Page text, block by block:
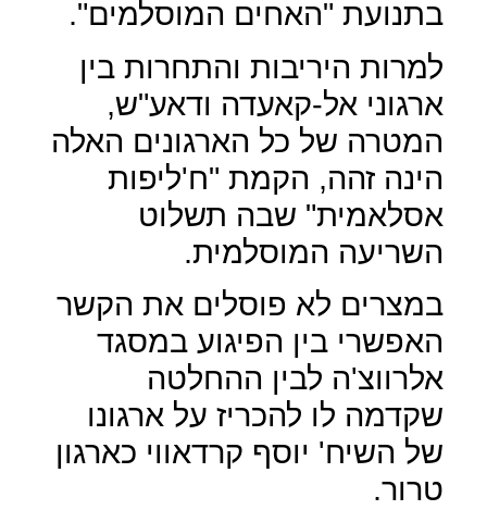
בתנועת "האחים המוסלמים".
למרות היריבות והתחרות בין
ארגוני אל-קאעדה ודאע"ש,
המטרה של כל הארגונים האלה
הינה זהה, הקמת "ח'ליפות
אסלאמית" שבה תשלוט
השריעה המוסלמית.
במצרים לא פוסלים את הקשר
האפשרי בין הפיגוע במסגד
אלרווצ'ה לבין ההחלטה
שקדמה לו להכריז על ארגונו
של השיח' יוסף קרדאווי כארגון
טרור.